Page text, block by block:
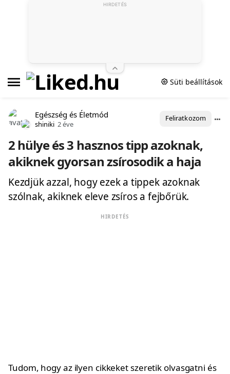
Süti beállítások
Egészség és Életmód
shiniki 2 éve
Feliratkozom
2 hülye és 3 hasznos tipp azoknak,
akiknek gyorsan zsírosodik a haja
Kezdjük azzal, hogy ezek a tippek azoknak
szólnak, akiknek eleve zsíros a fejbőrük.
HIRDETÉS
Tudom, hogy az ilyen cikkeket szeretik olvasgatni és
HIRDETÉS